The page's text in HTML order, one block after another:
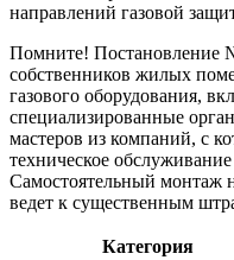
направлений газовой
Помните! Постановление
собственников жилых
газового оборудования,
специализированные
мастеров из компаний, с
техническое
Самостоятельный монтаж
ведет к существенным
Категория